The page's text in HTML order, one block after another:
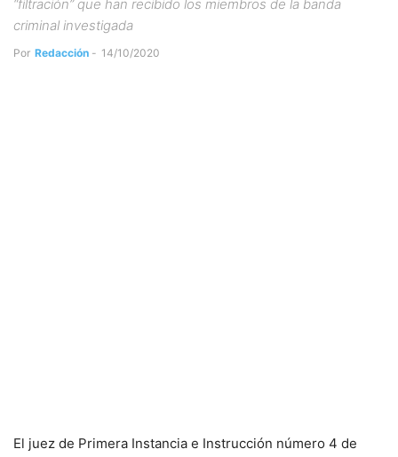
“filtración” que han recibido los miembros de la banda
criminal investigada
Por Redacción - 14/10/2020
El juez de Primera Instancia e Instrucción número 4 de